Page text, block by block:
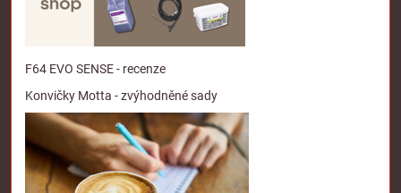
F64 EVO SENSE - recenze
Konvičky Motta - zvýhodněné sady